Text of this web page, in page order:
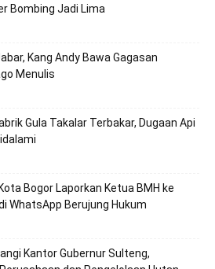
Bombing Jadi Lima
Kang Andy Bawa Gagasan
Menulis
Gula Takalar Terbakar, Dugaan Api
Bogor Laporkan Ketua BMH ke
WhatsApp Berujung Hukum
Kantor Gubernur Sulteng,